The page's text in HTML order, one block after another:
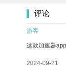
评论
游客
这款加速器
2024-09-21